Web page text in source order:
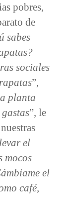
pobres,
de
sabes
sociales
”,
planta
”, le
el
mocos
el
café,